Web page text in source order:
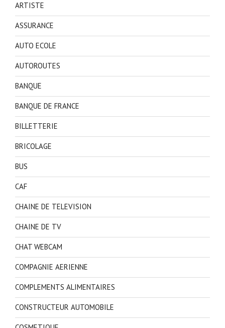
ARTISTE
ASSURANCE
AUTO ECOLE
AUTOROUTES
BANQUE
BANQUE DE FRANCE
BILLETTERIE
BRICOLAGE
BUS
CAF
CHAINE DE TELEVISION
CHAINE DE TV
CHAT WEBCAM
COMPAGNIE AERIENNE
COMPLEMENTS ALIMENTAIRES
CONSTRUCTEUR AUTOMOBILE